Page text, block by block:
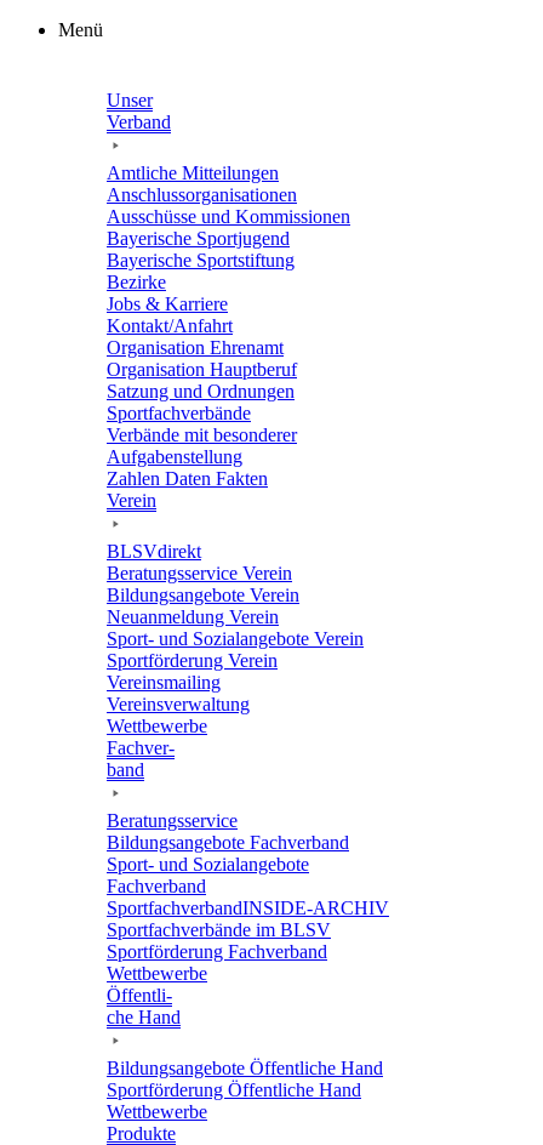
Zum
Menü
Unser
Verband
Amtli­che Mitteilungen
Anschluss­or­ga­ni­sa­tio­nen
Ausschüsse und Kommissionen
Baye­ri­sche Sportjugend
Baye­ri­sche Sportstiftung
Bezirke
Jobs & Karriere
Kontakt/​​Anfahrt
Orga­ni­sa­tion Ehrenamt
Orga­ni­sa­tion Hauptberuf
Satzung und Ordnungen
Sport­fach­ver­bände
Verbände mit beson­de­rer
Aufgabenstellung
Zahlen Daten Fakten
Verein
BLSVdi­rekt
Bera­tungs­ser­vice Verein
Bildungs­an­ge­bote Verein
Neuan­mel­dung Verein
Sport- und Sozi­al­an­ge­bote Verein
Sport­för­de­rung Verein
Vereins­mai­ling
Vereins­ver­wal­tung
Wett­be­werbe
Fach­ver­
band
Bera­tungs­ser­vice
Bildungs­an­ge­bote Fachverband
Sport- und Sozi­al­an­ge­bote
Fachverband
Sport­fach­ver­ban­d­IN­SIDE-ARCHIV
Sport­fach­ver­bände im BLSV
Sport­för­de­rung Fachverband
Wett­be­werbe
Öffent­li­
che Hand
Bildungs­an­ge­bote Öffent­li­che Hand
Sport­för­de­rung Öffent­li­che Hand
Wett­be­werbe
Produkte